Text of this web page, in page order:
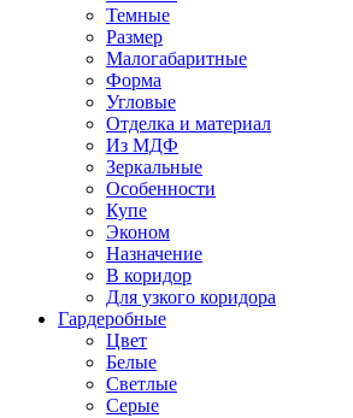
Темные
Размер
Малогабаритные
Форма
Угловые
Отделка и материал
Из МДФ
Зеркальные
Особенности
Купе
Эконом
Назначение
В коридор
Для узкого коридора
Гардеробные
Цвет
Белые
Светлые
Серые